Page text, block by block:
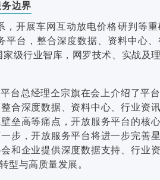
边界
，开展车网互动放电价格研判等重
平台，整合深度数据、资料中心
级行业智库，网罗技术、实战及理
台总经理仝宗旗在会上介绍了平
合深度数据、资料中心、行业资
垒高等痛点，开放服务平台的核
步，开放服务平台将进一步完善
和企业提供深度数据支持、行业
型与高质量发展。